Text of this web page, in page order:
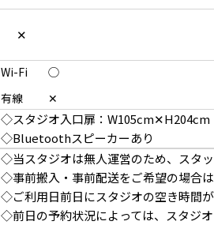
✕
Wi-Fi
◯
有線
✕
◇スタジオ入口扉：W105cm✕H204cm
◇Bluetoothスピーカーあり
◇当スタジオは無人運営のため、スタ
◇事前搬入・事前配送をご希望の場合
◇ご利用日前日にスタジオの空き時間
◇前日の予約状況によっては、スタジ